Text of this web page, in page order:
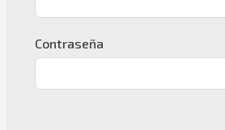
Contraseña